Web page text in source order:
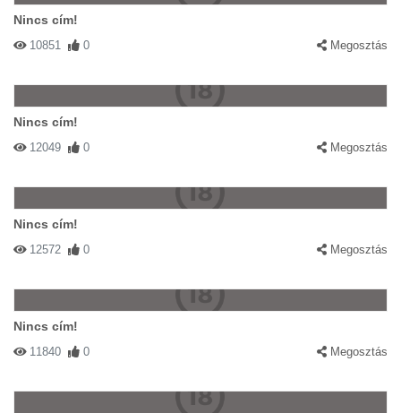
Nincs cím!
10851 0 Megosztás
Nincs cím!
12049 0 Megosztás
Nincs cím!
12572 0 Megosztás
Nincs cím!
11840 0 Megosztás